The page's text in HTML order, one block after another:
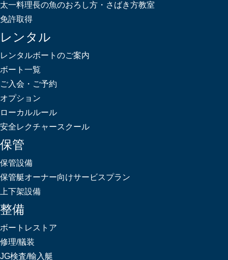
太一料理長の魚のおろし方・さばき方教室
免許取得
レンタル
レンタルボートのご案内
ボート一覧
ご入会・ご予約
オプション
ローカルルール
安全レクチャースクール
保管
保管設備
保管艇オーナー向けサービスプラン
上下架設備
整備
ボートレストア
修理/艤装
JG検査/輸入艇